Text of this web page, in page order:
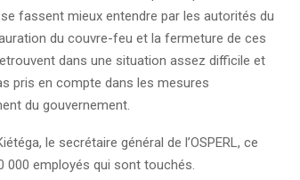
fassent mieux entendre par les autorités du
du couvre-feu et la fermeture de ces
dans une situation assez difficile et
pris en compte dans les mesures
du gouvernement.
le secrétaire général de l’OSPERL, ce
000 employés qui sont touchés.